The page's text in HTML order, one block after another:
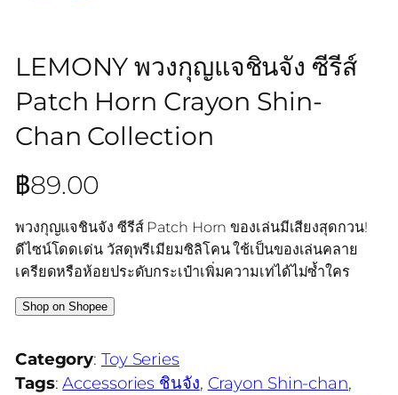
LEMONY พวงกุญแจชินจัง ซีรีส์
Patch Horn Crayon Shin-
Chan Collection
฿89.00
พวงกุญแจชินจัง ซีรีส์ Patch Horn ของเล่นมีเสียงสุดกวน!
ดีไซน์โดดเด่น วัสดุพรีเมียมซิลิโคน ใช้เป็นของเล่นคลาย
เครียดหรือห้อยประดับกระเป๋าเพิ่มความเท่ได้ไม่ซ้ำใคร
Shop on Shopee
Category: Toy Series
Tags:Accessories ชินจัง, Crayon Shin-chan